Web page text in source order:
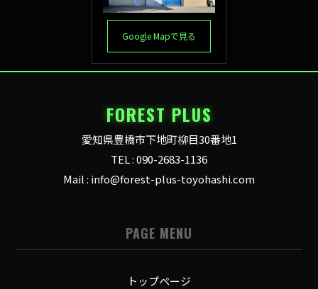
Google Mapで見る
FOREST PLUS
愛知県豊橋市下地町柳目30番地1
TEL : 090-2683-1136
Mail : info@forest-plus-toyohashi.com
PAGE MENU
トップページ